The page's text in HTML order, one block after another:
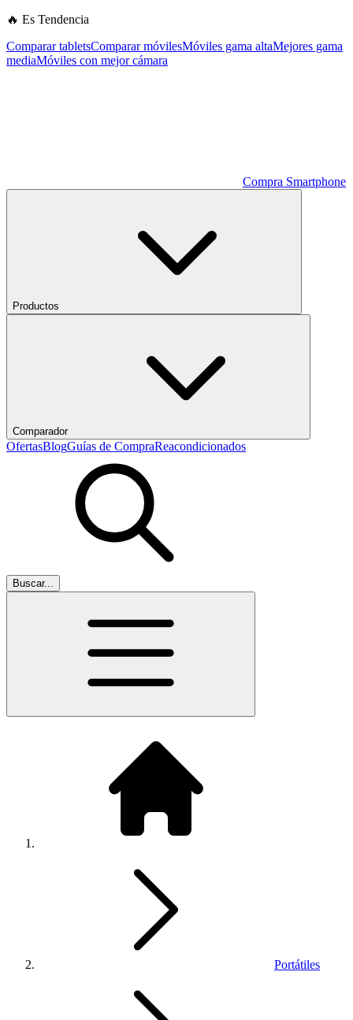
🔥 Es Tendencia
Comparar tabletsComparar móvilesMóviles gama altaMejores gama
mediaMóviles con mejor cámara
Compra Smartphone
Productos
Comparador
OfertasBlogGuías de CompraReacondicionados
Buscar...
Portátiles